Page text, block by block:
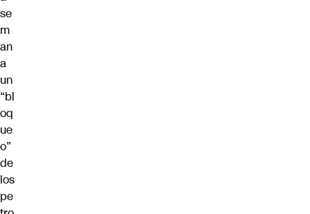
se
m
an
a
un
“bl
oq
ue
o”
de
los
pe